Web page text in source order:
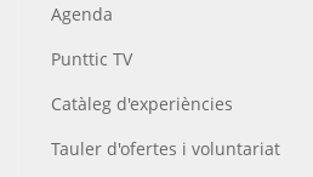
Agenda
Punttic TV
Catàleg d'experiències
Tauler d'ofertes i voluntariat